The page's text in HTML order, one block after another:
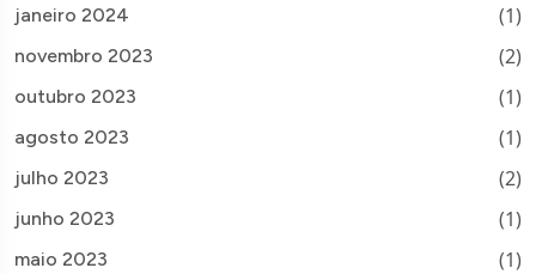
janeiro 2024 (1)
novembro 2023 (2)
outubro 2023 (1)
agosto 2023 (1)
julho 2023 (2)
junho 2023 (1)
maio 2023 (1)